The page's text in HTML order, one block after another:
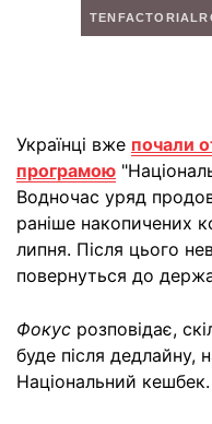
Українці вже почали
програмою
Водночас уряд
раніше накопичених
липня. Після цього
повернуться до
Фокус розповідає,
буде після
Національний кешбек.